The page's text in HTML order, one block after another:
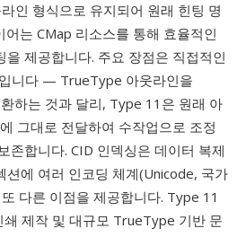
인 형식으로 유지되어 원래 힌팅 명
는 CMap 리소스를 통해 효율적인
을 제공합니다. 주요 장점은 직접적인
니다 — TrueType 아웃라인을
하는 것과 달리, Type 11은 원래 아
그대로 전달하여 수작업으로 조정
존합니다. CID 인덱싱은 데이터 복제
션에 여러 인코딩 체계(Unicode, 국가
다른 이점을 제공합니다. Type 11
쇄 제작 및 대규모 TrueType 기반 문